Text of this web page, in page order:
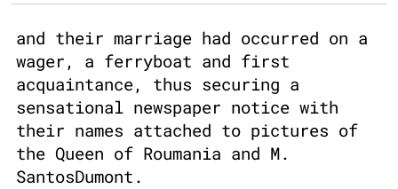
and their marriage had occurred on a
wager, a ferryboat and first
acquaintance, thus securing a
sensational newspaper notice with
their names attached to pictures of
the Queen of Roumania and M.
SantosDumont.